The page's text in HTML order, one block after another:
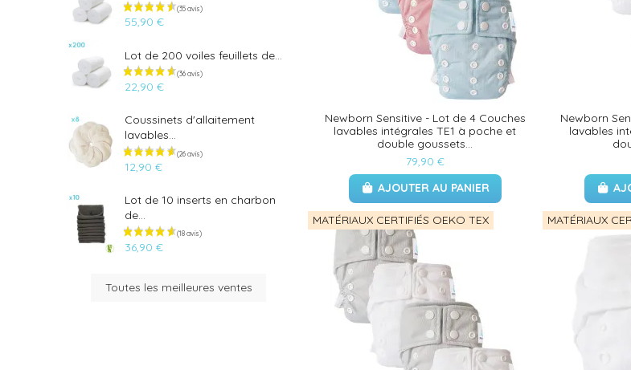
Newborn Sensitive - Lot de 4 Couches
lavables intégrales TE1 à poche et
double goussets...
79,90 €
AJOUTER AU PANIER
Newborn
lavables
MATÉRIAUX CERTIFIÉS OEKO TEX MATÉRIAUX
(33 avis)
55,90 €
Lot de 200 voiles feuillets de...
22,90 €
Coussinets d'allaitement
lavables...
12,90 €
Lot de 10 inserts en charbon
de...
36,90 €
Toutes les meilleures ventes